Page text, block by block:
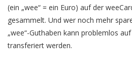
(ein „wee“ = ein Euro) auf der
gesammelt. Und wer noch mehr
„wee“-Guthaben kann problemlos
transferiert werden.